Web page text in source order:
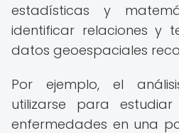
estadísticas y
identificar relaciones y
datos geoespaciales
Por ejemplo, el
utilizarse para
enfermedades en una